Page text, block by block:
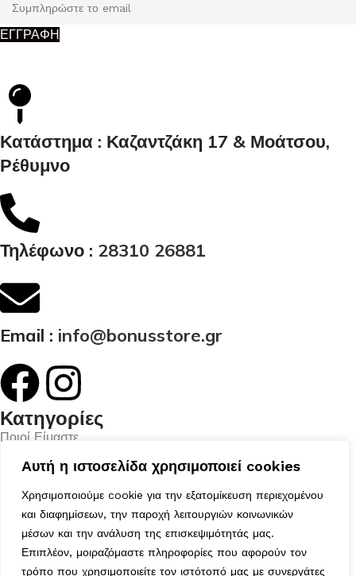
Αυτή η ιστοσελίδα χρησιμοποιεί cookies
Χρησιμοποιούμε cookie για την εξατομίκευση περιεχομένου
και διαφημίσεων, την παροχή λειτουργιών κοινωνικών
μέσων και την ανάλυση της επισκεψιμότητάς μας.
Επιπλέον, μοιραζόμαστε πληροφορίες που αφορούν τον
τρόπο που χρησιμοποιείτε τον ιστότοπό μας με συνεργάτες
ΕΓΓΡΑΦΗ
Κατάστημα : Καζαντζάκη 17 & Μοάτσου,
Ρέθυμνο
Τηλέφωνο : 28310 26881
Email : info@bonusstore.gr
Κατηγορίες
Ποιοί Είμαστε
Προϊόντα
Επικοινωνία
Ο Λογαριασμός μου
Το Καλάθι μου
Τα Αγαπημένα μου
Χρήσιμα